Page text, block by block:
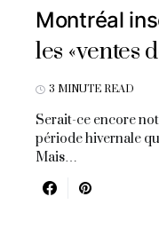
Montréal
les «ventes
3 MINUTE READ
Serait-ce encore
période hivernale
Mais…